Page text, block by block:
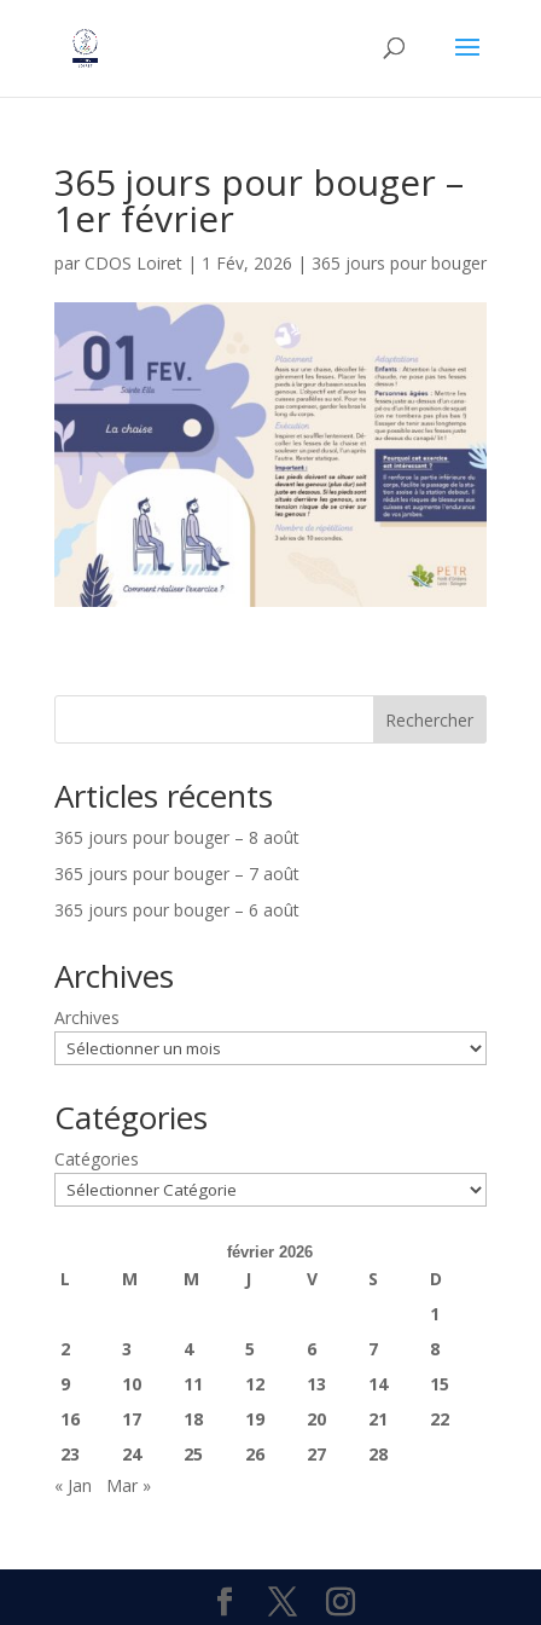
365 jours pour bouger –
1er février
par CDOS Loiret| 1 Fév, 2026 | 365 jours pour bouger
Rechercher
Articles récents
365 jours pour bouger – 8 août
365 jours pour bouger – 7 août
365 jours pour bouger – 6 août
Archives
Archives
Catégories
Catégories
février 2026
L M M J V S
D
1
2
3 4 5 6 7
8
9
10 11 12 13 14
15
16
17 18 19 20 21
22
23
24 25 26 27
28
« Jan
Mar »